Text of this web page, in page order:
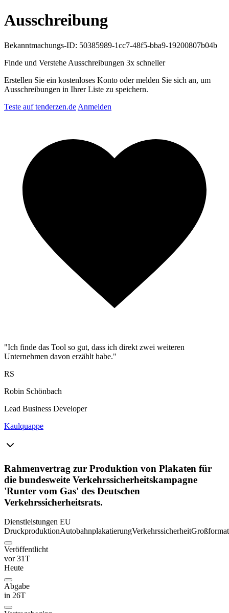
Ausschreibung
Bekanntmachungs-ID: 50385989-1cc7-48f5-bba9-19200807b04b
Finde und Verstehe Ausschreibungen 3x schneller
Erstellen Sie ein kostenloses Konto oder melden Sie sich an, um
Ausschreibungen in Ihrer Liste zu speichern.
Teste auf tenderzen.de Anmelden
"Ich finde das Tool so gut, dass ich direkt zwei weiteren
Unternehmen davon erzählt habe."
RS
Robin Schönbach
Lead Business Developer
Kaulquappe
Rahmenvertrag zur Produktion von Plakaten für
die bundesweite Verkehrssicherheitskampagne
'Runter vom Gas' des Deutschen
Verkehrssicherheitsrats.
Dienstleistungen EU
DruckproduktionAutobahnplakatierungVerkehrssicherheit
Veröffentlicht
vor 31T
Heute
Abgabe
in 26T